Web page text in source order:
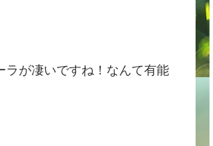
ラが凄いですね！なんて有能